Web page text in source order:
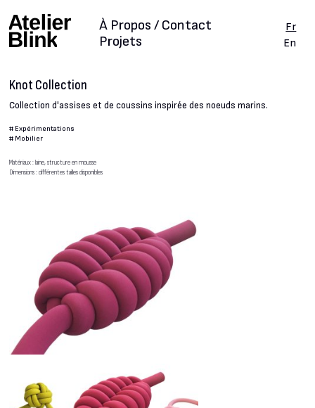
Projets
À Propos / Contact
Fr
En
Knot Collection
Collection d'assises et de coussins inspirée des noeuds marins.
# Expérimentations
# Mobilier
Matériaux : laine, structure en mousse
Dimensions : différentes tailles disponibles